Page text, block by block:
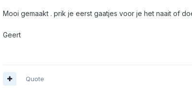
Mooi gemaakt . prik je eerst gaatjes voor je het naait of
Geert
Quote